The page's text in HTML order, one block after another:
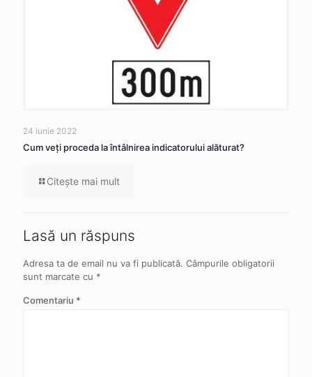
24 iunie 2022
Cum veţi proceda la întâlnirea indicatorului alăturat?
Citeşte mai mult
Lasă un răspuns
Adresa ta de email nu va fi publicată. Câmpurile obligatorii
sunt marcate cu *
Comentariu *